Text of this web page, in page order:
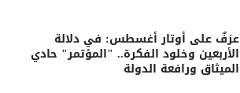
عزفٌ على أوتار أغسطس: في دلالة
الأربعين وخلود الفكرة.. "المؤتمر" حادي
الميثاق ورافعة الدولة